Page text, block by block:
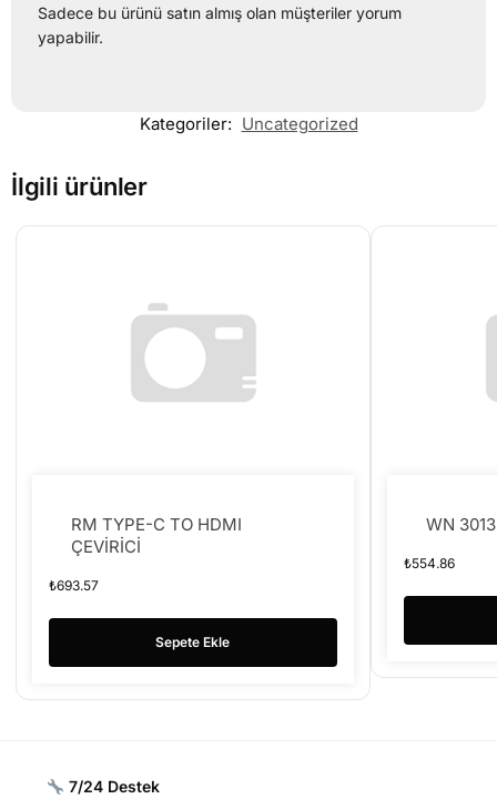
Sadece bu ürünü satın almış olan müşteriler yorum
yapabilir.
Kategoriler: Uncategorized
İlgili ürünler
RM TYPE-C TO HDMI
ÇEVİRİCİ
₺693.57
Sepete Ekle
WN
₺554.86
7/24 Destek